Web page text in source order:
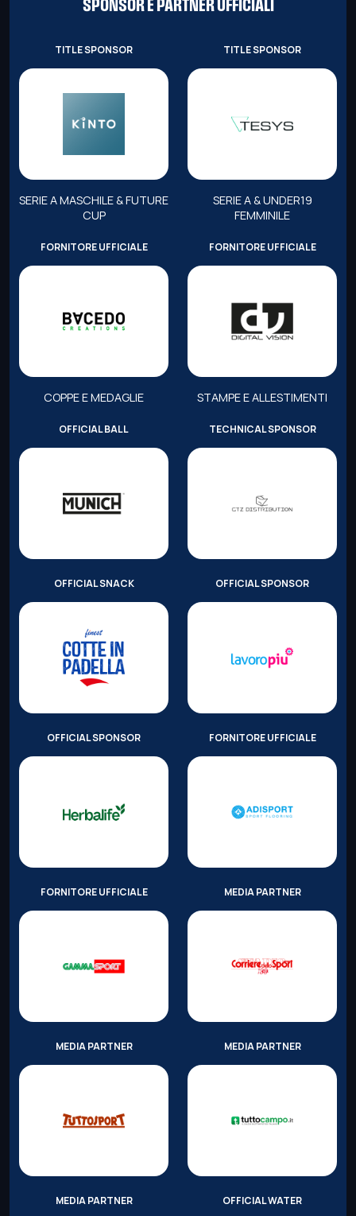
SPONSOR E PARTNER UFFICIALI
TITLE SPONSOR
SERIE A MASCHILE & FUTURE
CUP
TITLE SPONSOR
SERIE A & UNDER19
FEMMINILE
FORNITORE UFFICIALE
COPPE E MEDAGLIE
FORNITORE UFFICIALE
STAMPE E ALLESTIMENTI
OFFICIAL BALL TECHNICAL SPONSOR
OFFICIAL SNACK OFFICIAL SPONSOR
OFFICIAL SPONSOR FORNITORE UFFICIALE
FORNITORE UFFICIALE MEDIA PARTNER
MEDIA PARTNER MEDIA PARTNER
MEDIA PARTNER OFFICIAL WATER